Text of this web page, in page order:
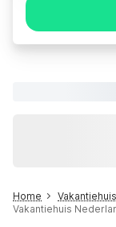
Home
Vakantiehuis